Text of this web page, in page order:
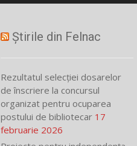
Știrile din Felnac
Rezultatul selecției dosarelor
de înscriere la concursul
organizat pentru ocuparea
postului de bibliotecar 17
februarie 2026